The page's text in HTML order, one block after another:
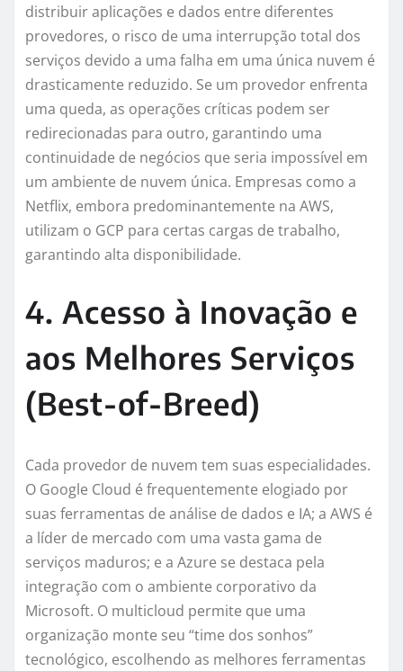
distribuir aplicações e dados entre diferentes
provedores, o risco de uma interrupção total dos
serviços devido a uma falha em uma única nuvem é
drasticamente reduzido. Se um provedor enfrenta
uma queda, as operações críticas podem ser
redirecionadas para outro, garantindo uma
continuidade de negócios que seria impossível em
um ambiente de nuvem única. Empresas como a
Netflix, embora predominantemente na AWS,
utilizam o GCP para certas cargas de trabalho,
garantindo alta disponibilidade.
4. Acesso à Inovação e
aos Melhores Serviços
(Best-of-Breed)
Cada provedor de nuvem tem suas especialidades.
O Google Cloud é frequentemente elogiado por
suas ferramentas de análise de dados e IA; a AWS é
a líder de mercado com uma vasta gama de
serviços maduros; e a Azure se destaca pela
integração com o ambiente corporativo da
Microsoft. O multicloud permite que uma
organização monte seu “time dos sonhos”
tecnológico, escolhendo as melhores ferramentas